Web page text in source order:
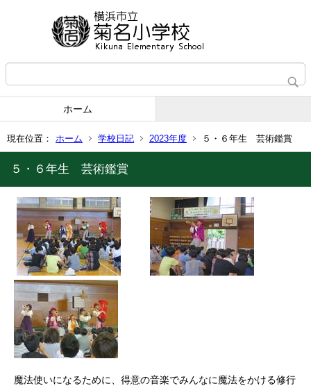
ホーム
現在位置： ホーム 学校日記 2023年度 ５・６年生 芸術鑑賞
５・６年生 芸術鑑賞
魔法使いになるために、得意の音楽でみんなに魔法をかける修行